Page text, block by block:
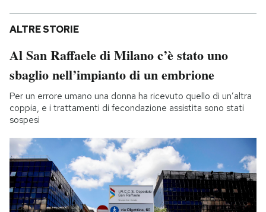
ALTRE STORIE
Al San Raffaele di Milano c’è stato uno
sbaglio nell’impianto di un embrione
Per un errore umano una donna ha ricevuto quello di un’altra
coppia, e i trattamenti di fecondazione assistita sono stati
sospesi